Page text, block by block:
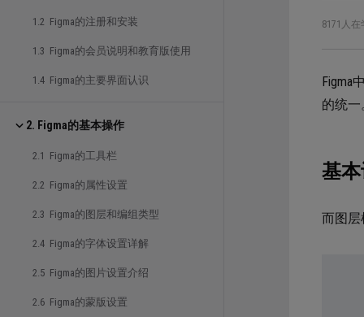
1.2 Figma的注册和安装
1.3 Figma的会员说明和教育版使用
1.4 Figma的主要界面认识
2. Figma的基本操作
2.1 Figma的工具栏
2.2 Figma的属性设置
2.3 Figma的图层和编组类型
2.4 Figma的字体设置详解
2.5 Figma的图片设置介绍
2.6 Figma的蒙版设置
8171人在
Figma
的统一
基
而图层